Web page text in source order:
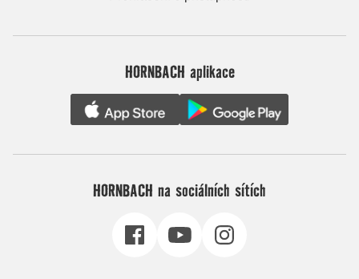
HORNBACH aplikace
HORNBACH na sociálních sítích